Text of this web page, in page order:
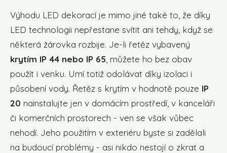
Výhodu LED dekorací je mimo jiné také to, že díky
LED technologii nepřestane svítit ani tehdy, když se
některá žárovka rozbije. Je-li řetěz vybavený
krytím IP 44 nebo IP 65 , můžete ho bez obav
použít i venku. Umí totiž odolávat díky izolaci i
působení vody. Řetěz s krytím v hodnotě pouze IP
20 nainstalujte jen v domácím prostředí, v kanceláři
či komerčních prostorech - ven se však vůbec
nehodí. Jeho použitím v exteriéru byste si zadělali
na budoucí problémy - asi nikdo nestojí o zkrat a